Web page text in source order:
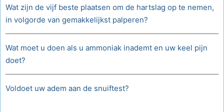
Wat zijn de vijf beste plaatsen om de hartslag op te nemen,
in volgorde van gemakkelijkst palperen?
Wat moet u doen als u ammoniak inademt en uw keel pijn
doet?
Voldoet uw adem aan de snuiftest?